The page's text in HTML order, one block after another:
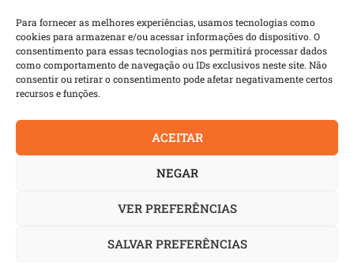
Para fornecer as melhores experiências, usamos tecnologias como
cookies para armazenar e/ou acessar informações do dispositivo. O
consentimento para essas tecnologias nos permitirá processar dados
como comportamento de navegação ou IDs exclusivos neste site. Não
consentir ou retirar o consentimento pode afetar negativamente certos
recursos e funções.
ACEITAR
NEGAR
VER PREFERÊNCIAS
SALVAR PREFERÊNCIAS
Email*
proibida a reprodução integral ou parcial dos textos sem
prévia autorização.